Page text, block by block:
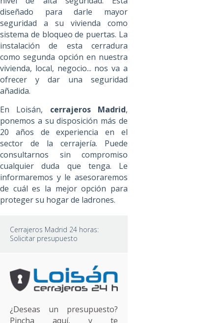
diseñado para darle mayor
seguridad a su vivienda como
sistema de bloqueo de puertas. La
instalación de esta cerradura
como segunda opción en nuestra
vivienda, local, negocio... nos va a
ofrecer y dar una seguridad
añadida.
En Loisán, cerrajeros Madrid,
ponemos a su disposición más de
20 años de experiencia en el
sector de la cerrajería. Puede
consultarnos sin compromiso
cualquier duda que tenga. Le
informaremos y le asesoraremos
de cuál es la mejor opción para
proteger su hogar de ladrones.
Cerrajeros Madrid 24 horas:
Solicitar presupuesto
¿Deseas un presupuesto?
Pincha aquí, y te